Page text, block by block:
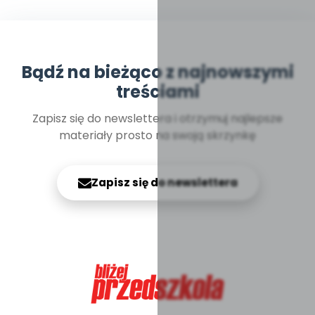
Bądź na bieżąco z najnowszymi
treściami
Zapisz się do newslettera i otrzymuj najlepsze
materiały prosto na swoją skrzynkę
Zapisz się do newslettera